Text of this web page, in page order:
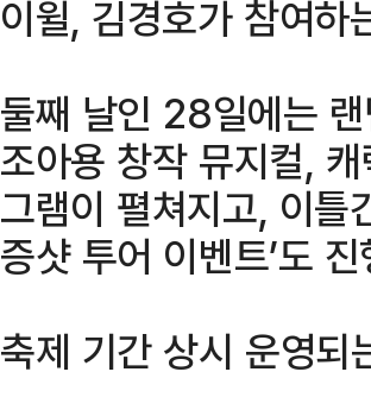
이윌, 김경호가 참여하
둘째 날인 28일에는
조아용 창작 뮤지컬,
그램이 펼쳐지고, 이틀
증샷 투어 이벤트’도
축제 기간 상시 운영되